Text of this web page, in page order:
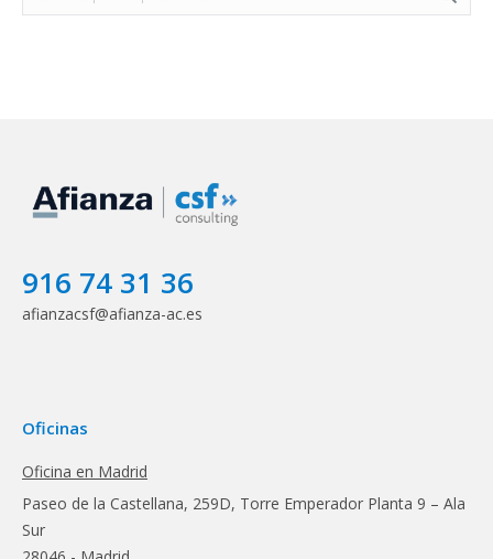
:
916 74 31 36
afianzacsf@afianza-ac.es
Oficinas
Oficina en Madrid
Paseo de la Castellana, 259D, Torre Emperador Planta 9 – Ala
Sur